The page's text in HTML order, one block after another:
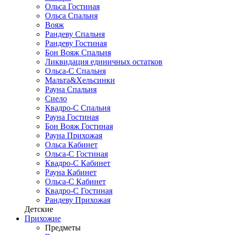
Ольса Гостиная
Ольса Спальня
Вояж
Рандеву Спальня
Рандеву Гостиная
Бон Вояж Спальня
Ликвидация единичных остатков
Ольса-С Спальня
Мальта&Хельсинки
Рауна Спальня
Сиело
Квадро-С Спальня
Рауна Гостиная
Бон Вояж Гостиная
Рауна Прихожая
Ольса Кабинет
Ольса-С Гостиная
Квадро-С Кабинет
Рауна Кабинет
Ольса-С Кабинет
Квадро-С Гостиная
Рандеву Прихожая
Детские
Прихожие
Предметы